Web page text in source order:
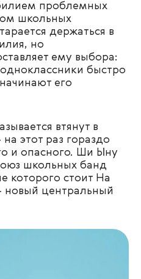
проблемных
школьных
держаться в
но
ему выбора:
быстро
его
втянут в
этот раз гораздо
и опасного. Ши Ыну
школьных банд
которого стоит На
центральный